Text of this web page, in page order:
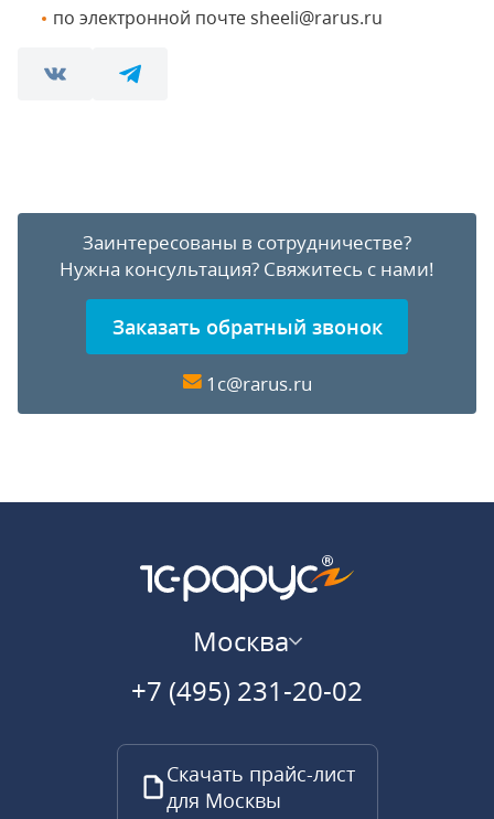
по электронной почте sheeli@rarus.ru
Заинтересованы в сотрудничестве?
Нужна консультация? Свяжитесь с нами!
Заказать обратный звонок
1c@rarus.ru
Москва
+7 (495) 231-20-02
Скачать прайс-лист
для Москвы